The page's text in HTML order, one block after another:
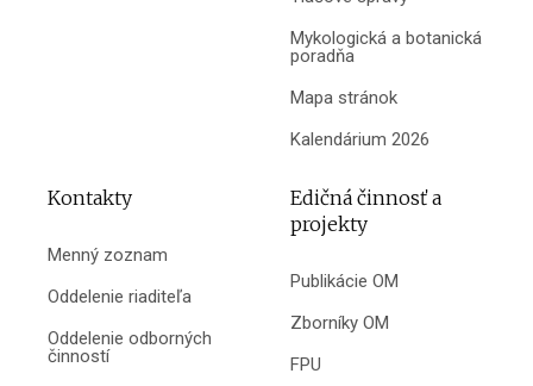
Mykologická a botanická
poradňa
Mapa stránok
Kalendárium 2026
Kontakty
Menný zoznam
Oddelenie riaditeľa
Oddelenie odborných
činností
Edičná činnosť a
projekty
Publikácie OM
Zborníky OM
FPU